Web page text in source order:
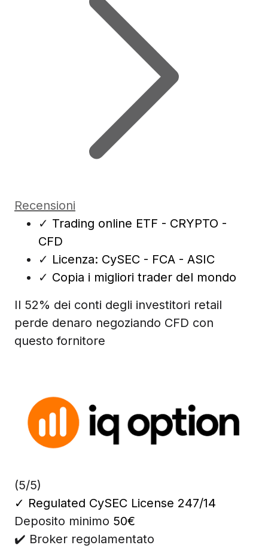
Recensioni
✓ Trading online ETF - CRYPTO -
CFD
✓ Licenza: CySEC - FCA - ASIC
✓ Copia i migliori trader del mondo
Il 52% dei conti degli investitori retail
perde denaro negoziando CFD con
questo fornitore
(5/5)
✓ Regulated CySEC License 247/14
Deposito minimo 50€
✔️ Broker regolamentato